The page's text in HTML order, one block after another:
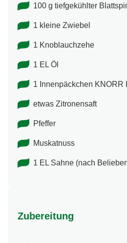
100 g tiefgekühlter
1 kleine Zwiebel
1 Knoblauchzehe
1 EL Öl
1 Innenpäckchen KNORR
etwas Zitronensaft
Pfeffer
Muskatnuss
1 EL Sahne (nach
Zubereitung